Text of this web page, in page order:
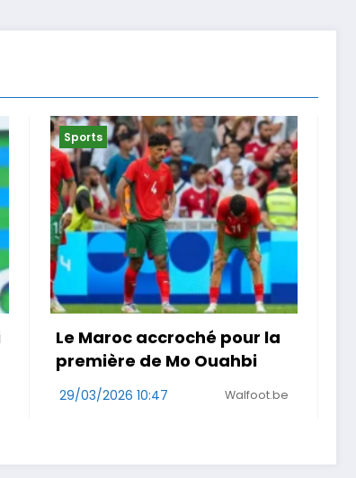
Sports
« Je ne suis pas que la
maladie » . Malgré un
cancer, une Girondine
court le Rallye Aïcha des